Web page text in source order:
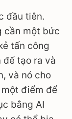
đầu tiên.
cần một bức
tấn công
để tạo ra và
và nó cho
điểm để
bằng AI